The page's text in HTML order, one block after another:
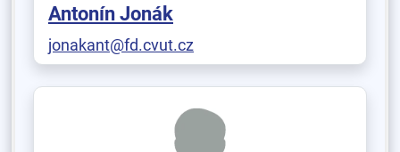
Antonín Jonák
jonakant@fd.cvut.cz